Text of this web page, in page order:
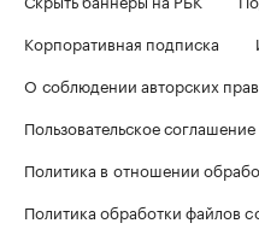
Корпоративная подписка
О соблюдении авторских прав
Пользовательское соглашение
Политика в отношении
Политика обработки файлов